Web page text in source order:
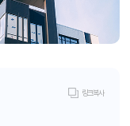
링크복사